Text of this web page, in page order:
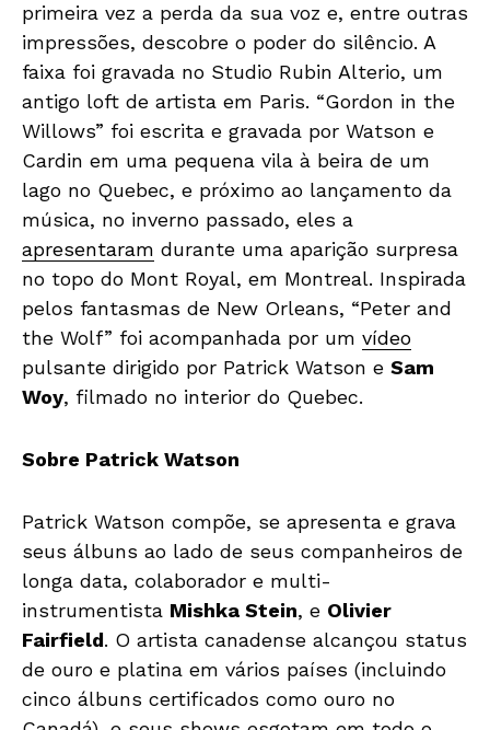
primeira vez a perda da sua voz e, entre outras
impressões, descobre o poder do silêncio. A
faixa foi gravada no Studio Rubin Alterio, um
antigo loft de artista em Paris. “Gordon in the
Willows” foi escrita e gravada por Watson e
Cardin em uma pequena vila à beira de um
lago no Quebec, e próximo ao lançamento da
música, no inverno passado, eles a
apresentaram durante uma aparição surpresa
no topo do Mont Royal, em Montreal. Inspirada
pelos fantasmas de New Orleans, “Peter and
the Wolf” foi acompanhada por um vídeo
pulsante dirigido por Patrick Watson e Sam
Woy, filmado no interior do Quebec.
Sobre Patrick Watson
Patrick Watson compõe, se apresenta e grava
seus álbuns ao lado de seus companheiros de
longa data, colaborador e multi-
instrumentista Mishka Stein, e Olivier
Fairfield. O artista canadense alcançou status
de ouro e platina em vários países (incluindo
cinco álbuns certificados como ouro no